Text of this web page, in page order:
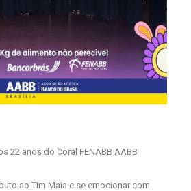
22 anos do Coral FENABB AABB
ao Tim Maia e se emocionar com